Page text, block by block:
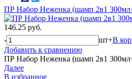
ПР Набор Неженка (шамп 2в1
146.25 руб.
-
шт+В
Добавить к сравнению
ПР Набор Неженка (шамп 2в1
Далее
В избранное